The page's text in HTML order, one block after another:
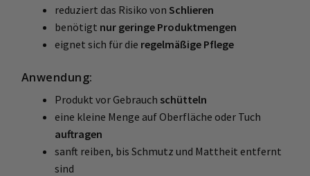
reduziert das Risiko von Schlieren
benötigt nur geringe Produktmengen
eignet sich für die regelmäßige Pflege
Anwendung:
Produkt vor Gebrauch schütteln
eine kleine Menge auf Oberfläche oder Tuch
auftragen
sanft reiben, bis Schmutz und Mattheit entfernt
sind